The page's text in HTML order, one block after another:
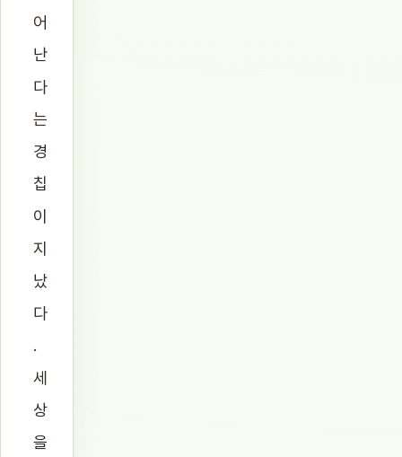
어
난
다
는
경
칩
이
지
났
다
.
세
상
을